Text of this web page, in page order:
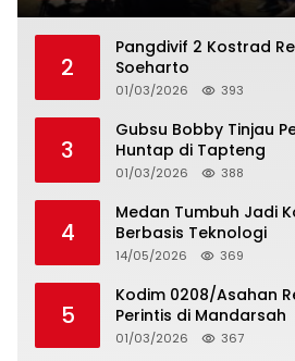
2
Pangdivif 2 Kostrad
Soeharto
01/03/2026 393
3
Gubsu Bobby Tinjau
Huntap di Tapteng
01/03/2026 388
4
Medan Tumbuh Jadi
Berbasis Teknologi
14/05/2026 369
5
Kodim 0208/Asahan
Perintis di Mandarsah
01/03/2026 367